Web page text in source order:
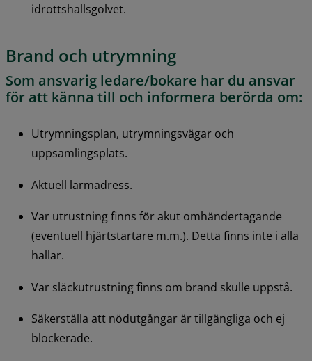
idrottshallsgolvet.
Brand och utrymning
Som ansvarig ledare/bokare har du ansvar
för att känna till och informera berörda om:
Utrymningsplan, utrymningsvägar och
uppsamlingsplats.
Aktuell larmadress.
Var utrustning finns för akut omhändertagande
(eventuell hjärtstartare m.m.). Detta finns inte i alla
hallar.
Var släckutrustning finns om brand skulle uppstå.
Säkerställa att nödutgångar är tillgängliga och ej
blockerade.